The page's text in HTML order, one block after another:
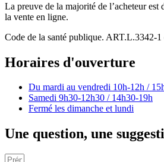
La preuve de la majorité de l’acheteur est
la vente en ligne.
Code de la santé publique. ART.L.3342-
Horaires d'ouverture
Du mardi au vendredi 10h-12h /
Samedi 9h30-12h30 / 14h30-19h
Fermé les dimanche et lundi
Une question, une